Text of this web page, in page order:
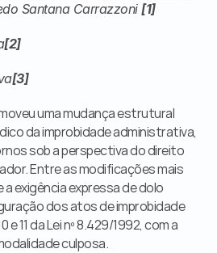
Santana Carrazzoni [1]
[2]
[3]
uma mudança estrutural
da improbidade administrativa,
sob a perspectiva do direito
Entre as modificações mais
exigência expressa de dolo
dos atos de improbidade
11 da Lei nº 8.429/1992, com a
culposa.